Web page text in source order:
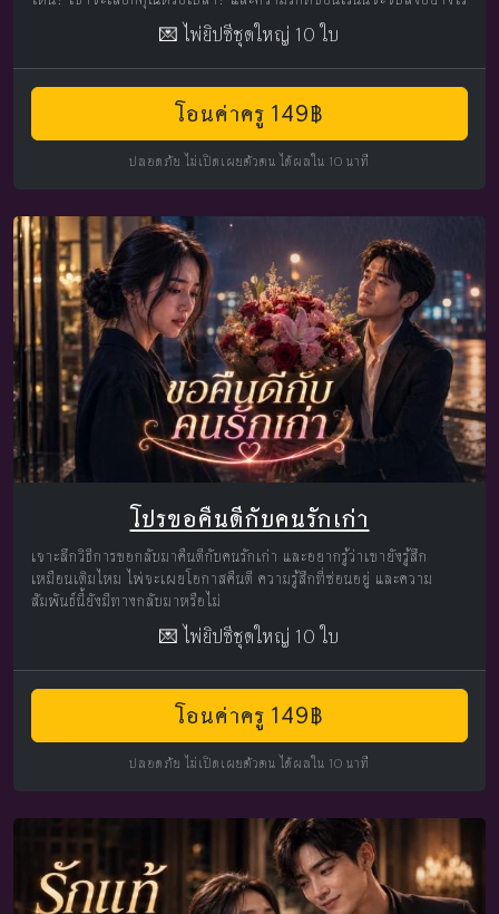
💌 ไพ่ยิปซีชุดใหญ่ 10 ใบ
โอนค่าครู 149฿
ปลอดภัย ไม่เปิดเผยตัวตน ได้ผลใน 10 นาที
โปรขอคืนดีกับคนรักเก่า
เจาะลึกวิธีการขอกลับมาคืนดีกับคนรักเก่า และอยากรู้ว่าเขายังรู้สึก
เหมือนเดิมไหม ไพ่จะเผยโอกาสคืนดี ความรู้สึกที่ซ่อนอยู่ และความ
สัมพันธ์นี้ยังมีทางกลับมาหรือไม่
💌 ไพ่ยิปซีชุดใหญ่ 10 ใบ
โอนค่าครู 149฿
ปลอดภัย ไม่เปิดเผยตัวตน ได้ผลใน 10 นาที